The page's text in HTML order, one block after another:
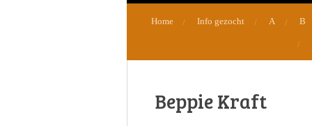
Home Info gezocht A B
Beppie Kraft